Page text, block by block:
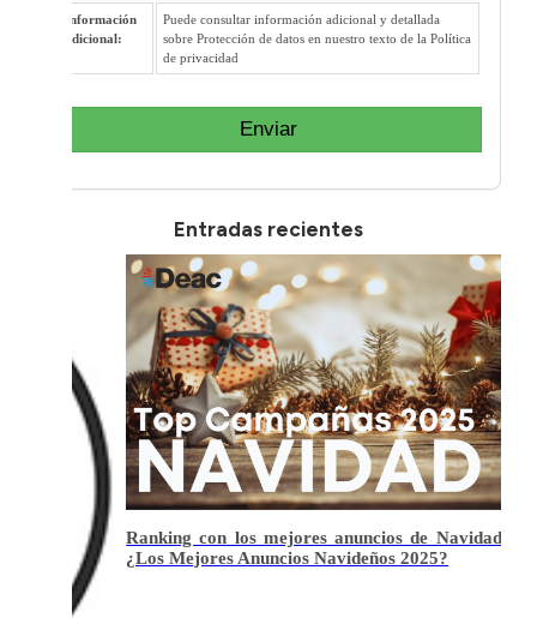
Información
adicional:
Puede consultar información adicional y detallada
sobre Protección de datos en nuestro texto de la Política
de privacidad
Enviar
Entradas recientes
Ranking con los mejores anuncios de Navidad de
¿Los Mejores Anuncios Navideños 2025?